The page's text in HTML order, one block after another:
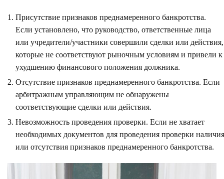
Присутствие признаков преднамеренного банкротства.
Если установлено, что руководство, ответственные лица
или учредители/участники совершили сделки или действия,
которые не соответствуют рыночным условиям и привели к
ухудшению финансового положения должника.
Отсутствие признаков преднамеренного банкротства. Если
арбитражным управляющим не обнаружены
соответствующие сделки или действия.
Невозможность проведения проверки. Если не хватает
необходимых документов для проведения проверки наличия
или отсутствия признаков преднамеренного банкротства.